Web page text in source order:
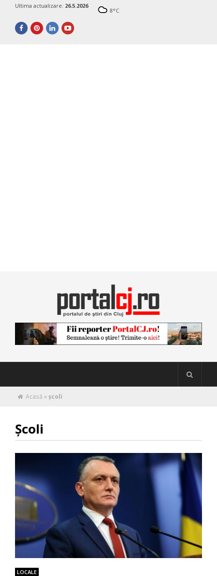
Ultima actualizare: 26.5.2026
8°C
Acasă »școli
Școli
LOCALE